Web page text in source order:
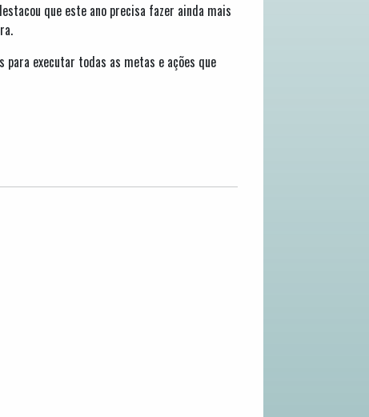
que este ano precisa fazer ainda mais
para executar todas as metas e ações que